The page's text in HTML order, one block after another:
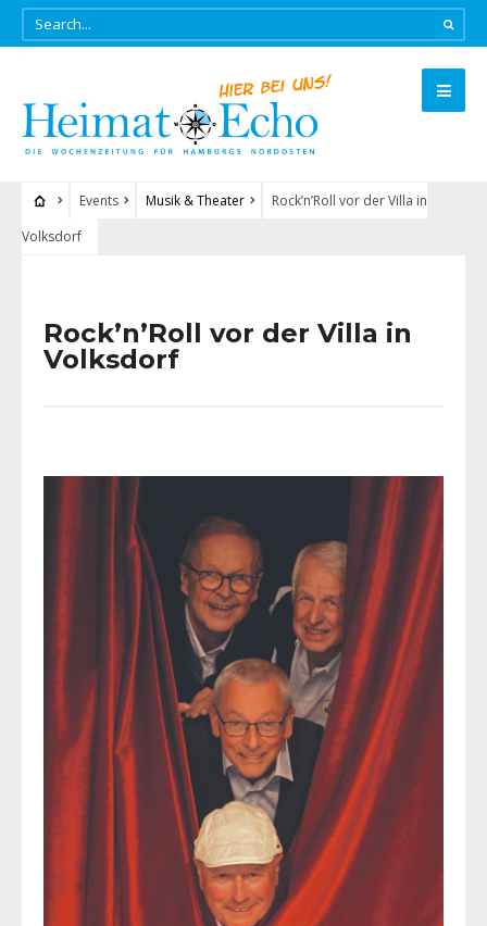
Events Musik & Theater
Rock’n’Roll vor der Villa in
Volksdorf
Rock’n’Roll vor der Villa in
Volksdorf